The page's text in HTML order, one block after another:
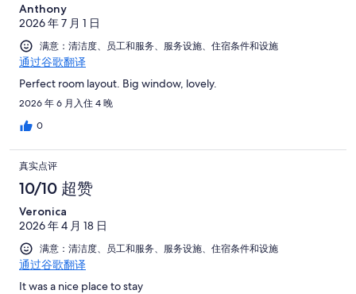
Anthony
2026 年 7 月 1 日
满意：清洁度、员工和服务、服务设施、住宿条件和设施
通过谷歌翻译
Perfect room layout. Big window, lovely.
2026 年 6 月入住 4 晚
0
真实点评
10/10 超赞
Veronica
2026 年 4 月 18 日
满意：清洁度、员工和服务、服务设施、住宿条件和设施
通过谷歌翻译
It was a nice place to stay